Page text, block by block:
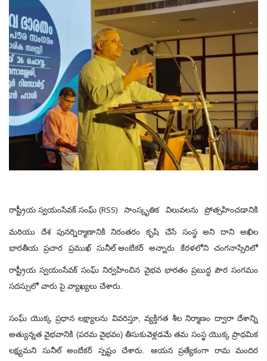
రాష్ట్రీయ స్వయంసేవక్ సంఘ్ (RSS) సాంస్కృతిక విలువలను ప్రోత్సహించడానికి
మరియు దేశ పునర్నిర్మాణానికి నిరంతరం కృషి చేసే సంస్థ అని
దాని అఖిల
భారతీయ ప్రచార ప్రముఖ్
సునీల్ అంబేకర్ అన్నారు కేరళలోని చంగనాస్సేరిలో
రాష్ట్రీయ స్వయంసేవక్ సంఘ్ నిర్వహించిన వైభవ భారతం ప్రబుద్ధ పౌర సంగమం
సదస్సులో వారు పై వ్యాఖ్యలు చేశారు.
సంఘ్ యొక్క ప్రధాన లక్ష్యాలను వివరిస్తూ,వ్యక్తిగత శీల నిర్మాణం ద్వారా దేశాన్ని
అత్యున్నత వైభవానికి (పరమ వైభవం) తీసుకువెళ్లడమే తమ సంస్థ యొక్క ప్రాథమిక
లక్ష్యమని సునీల్ అంబేకర్ స్పష్టం చేశారు. ఆయన ప్రత్యేకంగా రామ మందిర